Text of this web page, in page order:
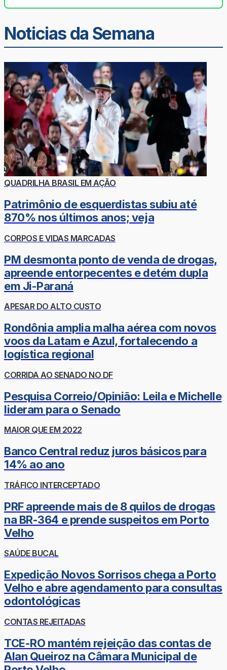
Noticias da Semana
QUADRILHA BRASIL EM AÇÃO
Patrimônio de esquerdistas subiu até
870% nos últimos anos; veja
CORPOS E VIDAS MARCADAS
PM desmonta ponto de venda de drogas,
apreende entorpecentes e detém dupla
em Ji-Paraná
APESAR DO ALTO CUSTO
Rondônia amplia malha aérea com novos
voos da Latam e Azul, fortalecendo a
logística regional
CORRIDA AO SENADO NO DF
Pesquisa Correio/Opinião: Leila e Michelle
lideram para o Senado
MAIOR QUE EM 2022
Banco Central reduz juros básicos para
14% ao ano
TRÁFICO INTERCEPTADO
PRF apreende mais de 8 quilos de drogas
na BR-364 e prende suspeitos em Porto
Velho
SAÚDE BUCAL
Expedição Novos Sorrisos chega a Porto
Velho e abre agendamento para consultas
odontológicas
CONTAS REJEITADAS
TCE-RO mantém rejeição das contas de
Alan Queiroz na Câmara Municipal de